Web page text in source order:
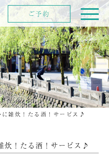
雑炊！たる酒！サービス♪
！たる酒！サービス♪
ご予約